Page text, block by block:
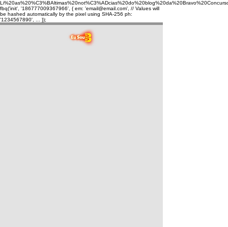
fbq('init', '186777009367966', { em: 'email@email.com', // Values will
be hashed automatically by the pixel using SHA-256 ph:
'1234567890', ... });